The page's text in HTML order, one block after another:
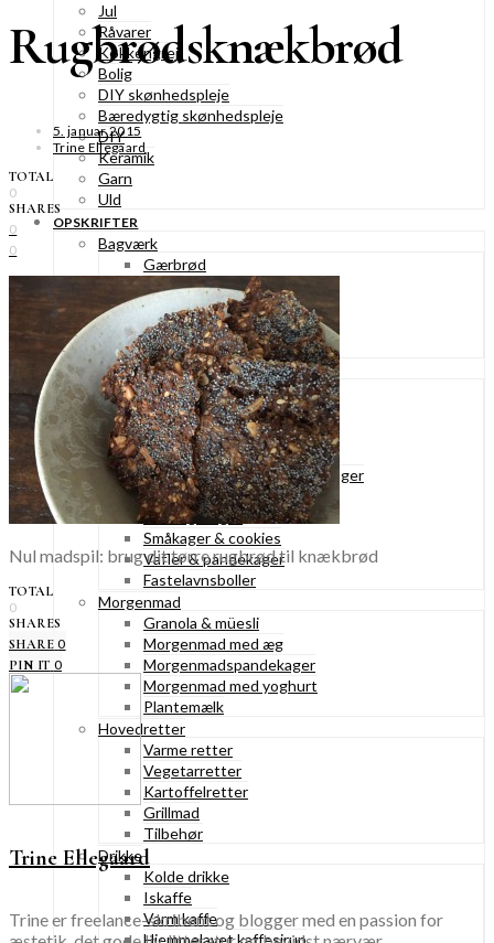
Jul
Råvarer
Køkkengrej
Bolig
DIY skønhedspleje
Bæredygtig skønhedspleje
DIY
Keramik
Garn
Uld
OPSKRIFTER
Bagværk
Gærbrød
Boller
Madbrød
Rugbrød
Kiks & knækbrød
Kager
Æblekager
Skærekager
Søde tærter
Muffins & cupcakes
Gærkager & sammenlagte kager
Konditorkager
Marengskager
Småkager & cookies
Vafler & pandekager
Fastelavnsboller
Morgenmad
Granola & müesli
Morgenmad med æg
Morgenmadspandekager
Morgenmad med yoghurt
Plantemælk
Hovedretter
Varme retter
Vegetarretter
Kartoffelretter
Grillmad
Tilbehør
Drikke
Kolde drikke
Iskaffe
Varm kaffe
Rugbrødsknækbrød
5. januar 2015
Trine Ellegaard
TOTAL
0
SHARES
0
0
Nul madspil: brug dit tørre rugbrød til knækbrød
TOTAL
0
SHARES
SHARE 0
PIN IT 0
Trine Ellegaard
Trine er freelance-skribent og blogger med en passion for